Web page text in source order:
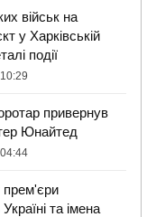
військ на
у Харківській
події
привернув
Юнайтед
прем'єри
та імена